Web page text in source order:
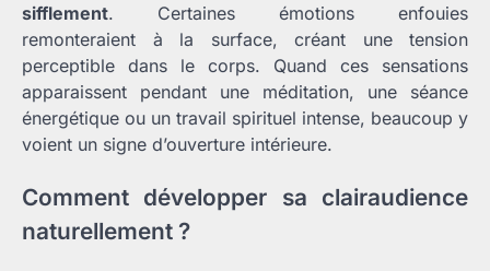
sifflement. Certaines émotions enfouies
remonteraient à la surface, créant une tension
perceptible dans le corps. Quand ces sensations
apparaissent pendant une méditation, une séance
énergétique ou un travail spirituel intense, beaucoup y
voient un signe d’ouverture intérieure.
Comment développer sa clairaudience
naturellement ?